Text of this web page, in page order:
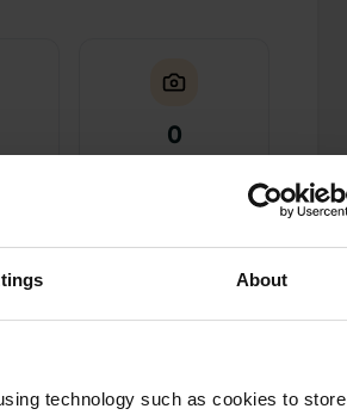
About
technology such as cookies to store
0